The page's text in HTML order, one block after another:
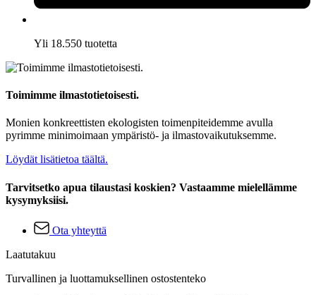
Yli 18.550 tuotetta
Toimimme ilmastotietoisesti.
Monien konkreettisten ekologisten toimenpiteidemme avulla
pyrimme minimoimaan ympäristö- ja ilmastovaikutuksemme.
Löydät lisätietoa täältä.
Tarvitsetko apua tilaustasi koskien? Vastaamme mielellämme
kysymyksiisi.
Ota yhteyttä
Laatutakuu
Turvallinen ja luottamuksellinen ostostenteko